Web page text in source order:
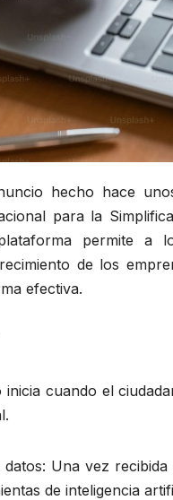
hecho hace
para la
permite a
de los
efectiva.
cuando el
Una vez
de inteligencia